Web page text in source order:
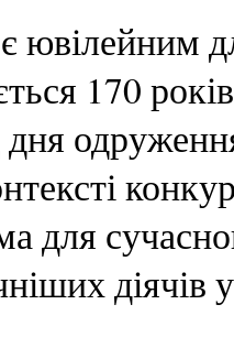
ювілейним
170
дня
для
діячів